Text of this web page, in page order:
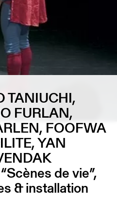
TANIUCHI,
FURLAN,
FOOFWA
YAN
de vie”,
& installation